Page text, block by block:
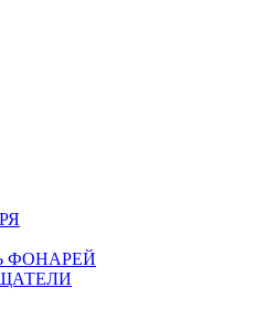
ФОНАРЕЙ